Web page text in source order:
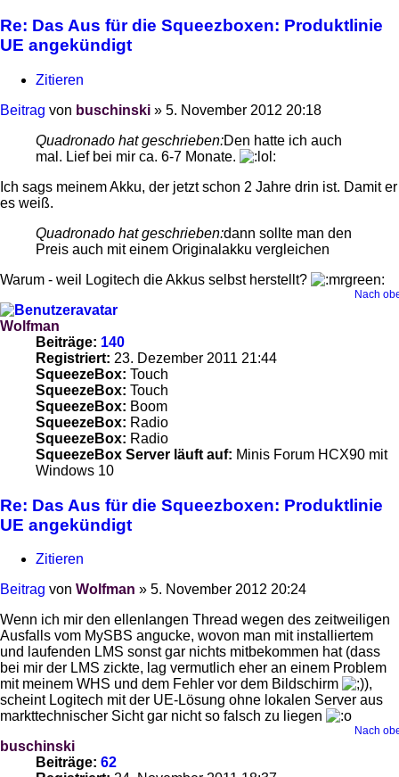
Re: Das Aus für die Squeezboxen: Produktlinie
UE angekündigt
Zitieren
Beitrag von buschinski » 5. November 2012 20:18
Quadronado hat geschrieben:Den hatte ich auch
mal. Lief bei mir ca. 6-7 Monate.
Ich sags meinem Akku, der jetzt schon 2 Jahre drin ist. Damit er
es weiß.
Quadronado hat geschrieben:dann sollte man den
Preis auch mit einem Originalakku vergleichen
Warum - weil Logitech die Akkus selbst herstellt?
Nach
Wolfman
Beiträge: 140
Registriert: 23. Dezember 2011 21:44
SqueezeBox: Touch
SqueezeBox: Touch
SqueezeBox: Boom
SqueezeBox: Radio
SqueezeBox: Radio
SqueezeBox Server läuft auf: Minis Forum HCX90 mit
Windows 10
Re: Das Aus für die Squeezboxen: Produktlinie
UE angekündigt
Zitieren
Beitrag von Wolfman » 5. November 2012 20:24
Wenn ich mir den ellenlangen Thread wegen des zeitweiligen
Ausfalls vom MySBS angucke, wovon man mit installiertem
und laufenden LMS sonst gar nichts mitbekommen hat (dass
bei mir der LMS zickte, lag vermutlich eher an einem Problem
mit meinem WHS und dem Fehler vor dem Bildschirm
),
scheint Logitech mit der UE-Lösung ohne lokalen Server aus
markttechnischer Sicht gar nicht so falsch zu liegen
Nach
buschinski
Beiträge: 62